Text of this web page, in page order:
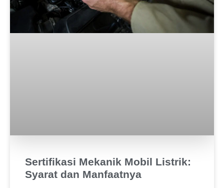
Sertifikasi Mekanik Mobil Listrik:
Syarat dan Manfaatnya